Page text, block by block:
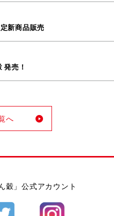
新商品販売
発売！
へ
穀」公式アカウント